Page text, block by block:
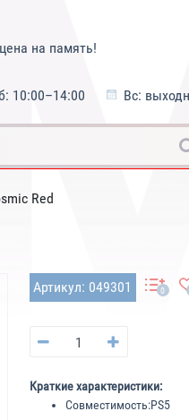
на память!
10:00–14:00 Вс:
Red
Артикул: 049301 0
Краткие характеристики:
Совместимость:PS5